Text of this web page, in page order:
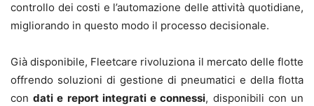
controllo dei costi e l’automazione delle attività quotidiane,
migliorando in questo modo il processo decisionale.
Già disponibile, Fleetcare rivoluziona il mercato delle flotte
offrendo soluzioni di gestione di pneumatici e della flotta
condati e report integrati e connessi, disponibili con un